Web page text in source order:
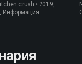
crush • 2019,
Информация